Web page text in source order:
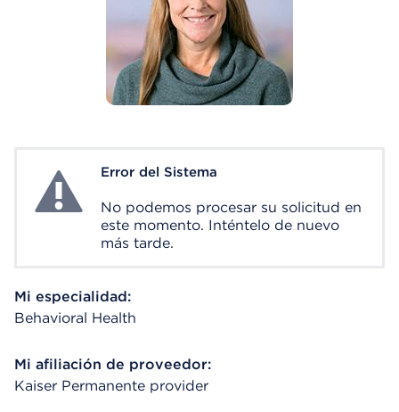
System ErrorError del Sistema
No podemos procesar su solicitud en
este momento. Inténtelo de nuevo
más tarde.
Mi especialidad:
Behavioral Health
Mi afiliación de proveedor:
Kaiser Permanente provider